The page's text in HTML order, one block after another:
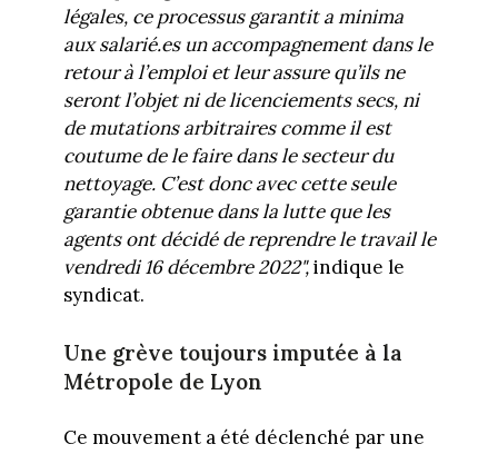
légales, ce processus garantit a minima
aux salarié.es un accompagnement dans le
retour à l’emploi et leur assure qu’ils ne
seront l’objet ni de licenciements secs, ni
de mutations arbitraires comme il est
coutume de le faire dans le secteur du
nettoyage. C’est donc avec cette seule
garantie obtenue dans la lutte que les
agents ont décidé de reprendre le travail le
vendredi 16 décembre 2022",indique le
syndicat.
Une grève toujours imputée à la
Métropole de Lyon
Ce mouvement a été déclenché par une